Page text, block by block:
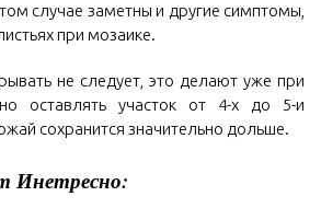
случае заметны и другие симптомы,
при мозаике.
не следует, это делают уже при
оставлять участок от 4-х до 5-и
сохранится значительно дольше.
Инетресно: